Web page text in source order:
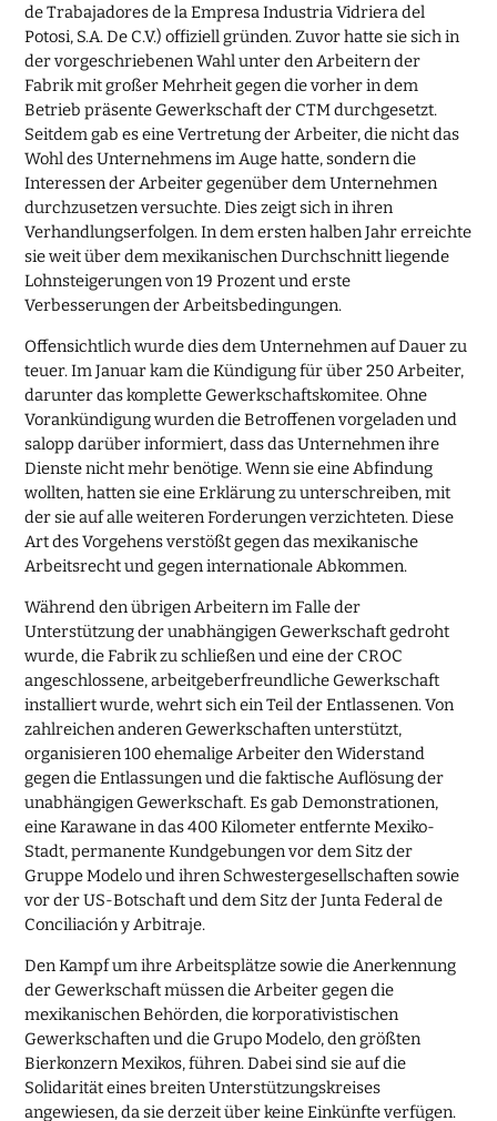
de Trabajadores de la Empresa Industria Vidriera del
Potosi, S.A. De C.V.) offiziell gründen. Zuvor hatte sie sich in
der vorgeschriebenen Wahl unter den Arbeitern der
Fabrik mit großer Mehrheit gegen die vorher in dem
Betrieb präsente Gewerkschaft der CTM durchgesetzt.
Seitdem gab es eine Vertretung der Arbeiter, die nicht das
Wohl des Unternehmens im Auge hatte, sondern die
Interessen der Arbeiter gegenüber dem Unternehmen
durchzusetzen versuchte. Dies zeigt sich in ihren
Verhandlungserfolgen. In dem ersten halben Jahr erreichte
sie weit über dem mexikanischen Durchschnitt liegende
Lohnsteigerungen von 19 Prozent und erste
Verbesserungen der Arbeitsbedingungen.
Offensichtlich wurde dies dem Unternehmen auf Dauer zu
teuer. Im Januar kam die Kündigung für über 250 Arbeiter,
darunter das komplette Gewerkschaftskomitee. Ohne
Vorankündigung wurden die Betroffenen vorgeladen und
salopp darüber informiert, dass das Unternehmen ihre
Dienste nicht mehr benötige. Wenn sie eine Abfindung
wollten, hatten sie eine Erklärung zu unterschreiben, mit
der sie auf alle weiteren Forderungen verzichteten. Diese
Art des Vorgehens verstößt gegen das mexikanische
Arbeitsrecht und gegen internationale Abkommen.
Während den übrigen Arbeitern im Falle der
Unterstützung der unabhängigen Gewerkschaft gedroht
wurde, die Fabrik zu schließen und eine der CROC
angeschlossene, arbeitgeberfreundliche Gewerkschaft
installiert wurde, wehrt sich ein Teil der Entlassenen. Von
zahlreichen anderen Gewerkschaften unterstützt,
organisieren 100 ehemalige Arbeiter den Widerstand
gegen die Entlassungen und die faktische Auflösung der
unabhängigen Gewerkschaft. Es gab Demonstrationen,
eine Karawane in das 400 Kilometer entfernte Mexiko-
Stadt, permanente Kundgebungen vor dem Sitz der
Gruppe Modelo und ihren Schwestergesellschaften sowie
vor der US-Botschaft und dem Sitz der Junta Federal de
Conciliación y Arbitraje.
Den Kampf um ihre Arbeitsplätze sowie die Anerkennung
der Gewerkschaft müssen die Arbeiter gegen die
mexikanischen Behörden, die korporativistischen
Gewerkschaften und die Grupo Modelo, den größten
Bierkonzern Mexikos, führen. Dabei sind sie auf die
Solidarität eines breiten Unterstützungskreises
angewiesen, da sie derzeit über keine Einkünfte verfügen.